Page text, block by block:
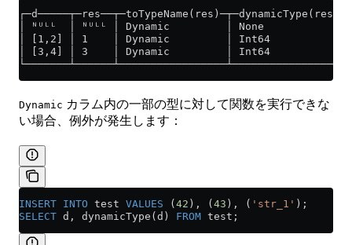
┌─d─────┬─res──┬─toTypeName(res)─┬─dynamicType(res)─┐
│ ᴺᵁᴸᴸ  │ ᴺᵁᴸᴸ │ Dynamic         │ None             │
│ [1,2] │ 1    │ Dynamic         │ Int64            │
│ [3,4] │ 3    │ Dynamic         │ Int64            │
└───────┴──────┴─────────────────┴──────────────────┘
Dynamic カラム内の一部の型に対して関数を実行できな
い場合、例外が発生します：
INSERT INTO test VALUES ( 42 ), ( 43 ), ( 'str_1' );
SELECT d, dynamicType(d) FROM test;